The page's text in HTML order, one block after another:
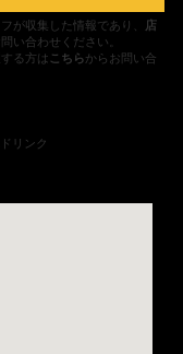
が収集した情報であり、
店
い合わせください。
る方は こちらからお問い合
リンク